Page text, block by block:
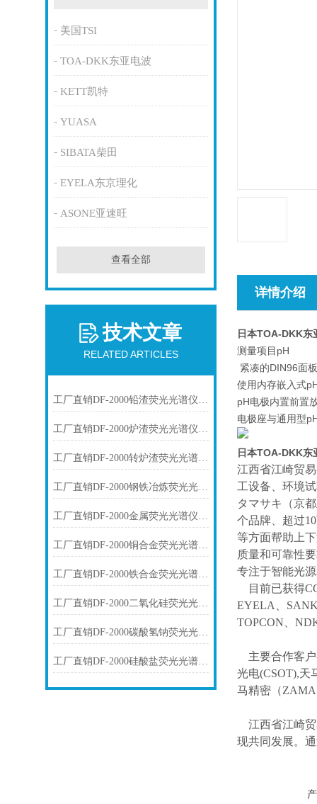
美国TSI
TOA-DKK东亚电波
KETT凯特
YUASA
SIBATA柴田
EYELA东京理化
ASONE亚速旺
查看全部
技术文章
RELATED ARTICLES
工厂直销DF-2000铅渣荧光光谱仪技术参数
工厂直销DF-2000炉渣荧光光谱仪技术参数
工厂直销DF-2000转炉渣荧光光谱仪技术参数
工厂直销DF-2000钢铁冶炼荧光光谱仪技术参数
工厂直销DF-2000金属荧光光谱仪技术参数
工厂直销DF-2000铜合金荧光光谱仪技术参数
工厂直销DF-2000铁合金荧光光谱仪技术参数
工厂直销DF-2000二氧化硅荧光光谱仪技术参数
工厂直销DF-2000碳酸氢钠荧光光谱仪技术参数
工厂直销DF-2000硅酸盐荧光光谱仪技术参数
详情介绍
日本TOA-DKK东
测量项目 pH
紧凑的DIN96面
使用内存嵌入式
pH电极内置前置
电极座与通用型
日本TOA-DKK东
江西省江崎贸
工设备、环境
タマサキ（京
个品牌、超过
等方面帮助上
质量和可靠性
专注于智能光
目前已获得
EYELA、
TOPCON、
主要合作客
光电(CSOT),天
马精密（
江西省江崎
现共同发展。